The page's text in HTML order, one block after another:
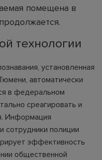
помещена в
технологии
установленная
автоматически
в федеральном
среагировать и
Информация
сотрудники полиции
эффективность
общественной